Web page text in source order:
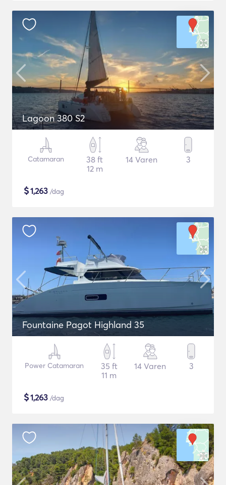
Lagoon 380 S2
Catamaran
38 ft
12 m
14 Varen 3
$1,263 /dag
Fountaine Pagot Highland 35
Power Catamaran
35 ft
11 m
14 Varen 3
$1,263 /dag